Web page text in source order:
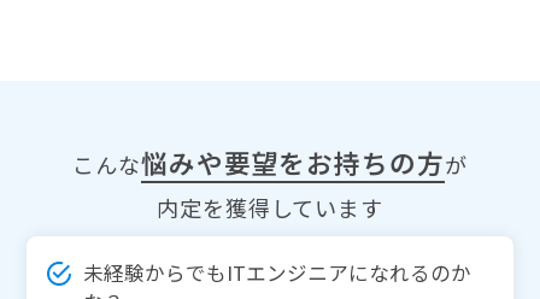
こんな悩みや要望をお持ちの方が
内定を獲得しています
未経験からでもITエンジニアになれるのか